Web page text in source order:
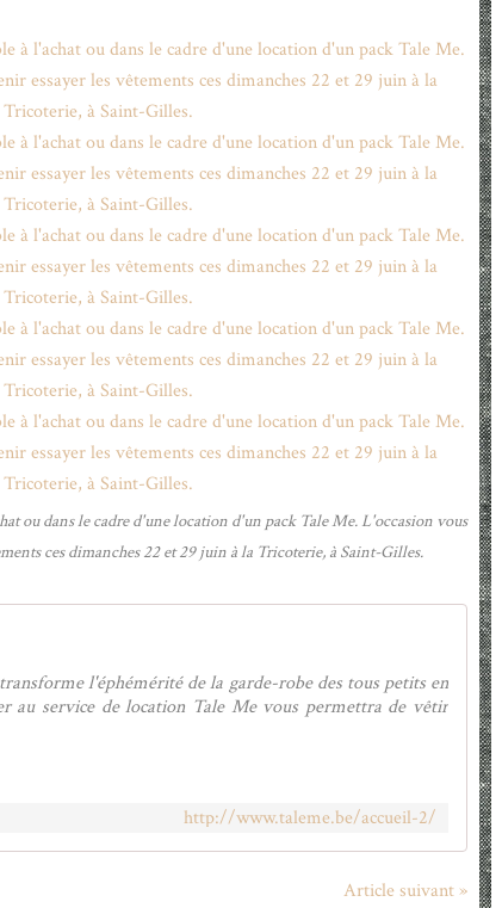
ou dans le cadre d'une location d'un pack Tale Me. L'occasion vous
ces dimanches 22 et 29 juin à la Tricoterie, à Saint-Gilles.
l'éphémérité de la garde-robe des tous petits en
au service de location Tale Me vous permettra de vêtir
http://www.taleme.be/accueil-2/
Article suivant »